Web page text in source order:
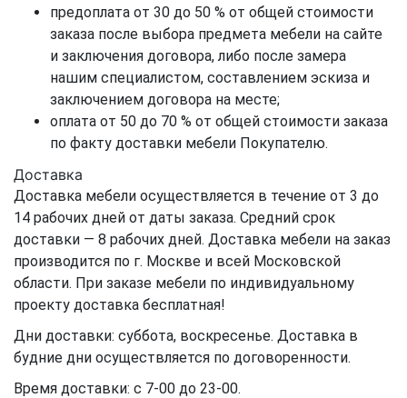
предоплата от 30 до 50 % от общей стоимости
заказа после выбора предмета мебели на сайте
и заключения договора, либо после замера
нашим специалистом, составлением эскиза и
заключением договора на месте;
оплата от 50 до 70 % от общей стоимости заказа
по факту доставки мебели Покупателю.
Доставка
Доставка мебели осуществляется в течение от 3 до
14 рабочих дней от даты заказа. Средний срок
доставки — 8 рабочих дней. Доставка мебели на заказ
производится по г. Москве и всей Московской
области. При заказе мебели по индивидуальному
проекту доставка бесплатная!
Дни доставки: суббота, воскресенье. Доставка в
будние дни осуществляется по договоренности.
Время доставки: с 7-00 до 23-00.